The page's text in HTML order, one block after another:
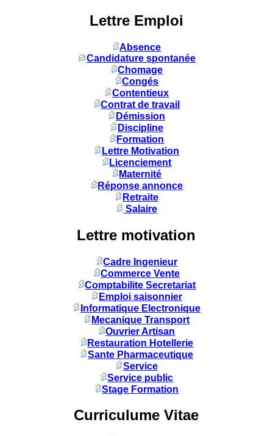
Lettre Emploi
Absence
Candidature spontanée
Chomage
Congés
Contentieux
Contrat de travail
Démission
Discipline
Formation
Lettre Motivation
Licenciement
Maternité
Réponse annonce
Retraite
Salaire
Lettre motivation
Cadre Ingenieur
Commerce Vente
Comptabilite Secretariat
Emploi saisonnier
Informatique Electronique
Mecanique Transport
Ouvrier Artisan
Restauration Hotellerie
Sante Pharmaceutique
Service
Service public
Stage Formation
Curriculume Vitae